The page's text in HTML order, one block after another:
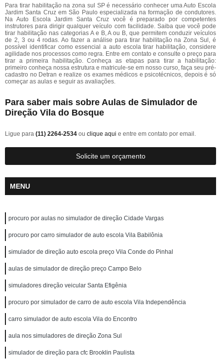
Para tirar habilitação na zona sul SP é necessário conhecer uma Auto Escola
Jardim Santa Cruz em São Paulo especializada na formação de condutores.
Na Auto Escola Jardim Santa Cruz você é preparado por competentes
instrutores para dirigir qualquer veículo com facilidade. Saiba que você pode
tirar habilitação nas categorias A e B, A ou B, que permitem conduzir veículos
de 2, 3 ou 4 rodas. Ao fazer a análise para tirar habilitação na Zona Sul, é
possível identificar como essencial a auto escola tirar habilitação, considere
agilidade nos processos como regra. Entre em contato e consulte o preço para
tirar a primeira habilitação. Conheça as etapas para tirar a habilitação:
primeiro conheça nossa estrutura e matricule-se em nosso curso, faça seu pré-
cadastro no Detran e realize os exames médicos e psicotécnicos, depois é só
começar as aulas e seguir as avaliações.
Para saber mais sobre Aulas de Simulador de
Direção Vila do Bosque
Ligue para (11) 2264-2534 ou clique aqui e entre em contato por email.
Solicite um orçamento
MENU
procuro por aulas no simulador de direção Cidade Vargas
procuro por carro simulador de auto escola Vila Babilônia
simulador de direção auto escola preço Vila Conde do Pinhal
aulas de simulador de direção preço Campo Belo
simuladores direção veicular Santa Efigênia
procuro por simulador de carro de auto escola Vila Independência
carro simulador de auto escola Vila do Encontro
aula nos simuladores de direção Zona Sul
simulador de direção para cfc Brooklin Paulista